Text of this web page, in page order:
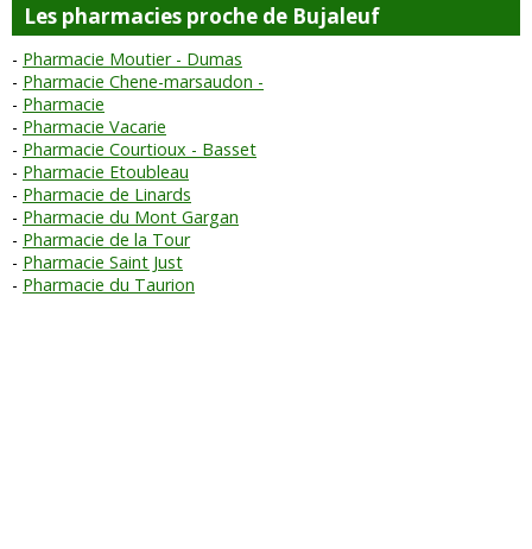
Les pharmacies proche de Bujaleuf
Pharmacie Moutier - Dumas
Pharmacie Chene-marsaudon -
Pharmacie
Pharmacie Vacarie
Pharmacie Courtioux - Basset
Pharmacie Etoubleau
Pharmacie de Linards
Pharmacie du Mont Gargan
Pharmacie de la Tour
Pharmacie Saint Just
Pharmacie du Taurion